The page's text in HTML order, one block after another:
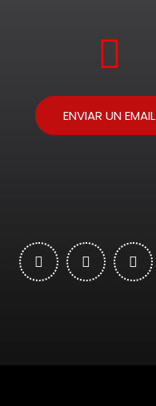
ENVIAR UN EMAIL